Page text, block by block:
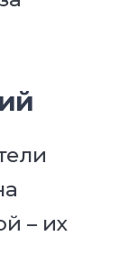
– их